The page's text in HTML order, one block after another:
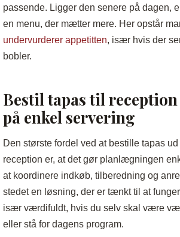
passende. Ligger den senere på dagen,
en menu, der mætter mere. Her opstår
undervurderer appetitten, især hvis der
bobler.
Bestil tapas til
på enkel servering
Den største fordel ved at bestille tapas ud
reception er, at det gør planlægningen
at koordinere indkøb, tilberedning og
stedet en løsning, der er tænkt til at
især værdifuldt, hvis du selv skal være
eller stå for dagens program.